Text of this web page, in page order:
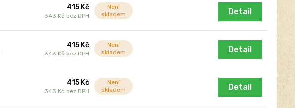
415 Kč
343 Kč bez DPH
Není
skladem
Detail
415 Kč
343 Kč bez DPH
Není
skladem
Detail
415 Kč
343 Kč bez DPH
Není
skladem
Detail